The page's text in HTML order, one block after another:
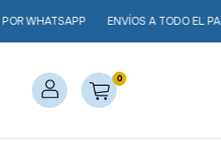
ENVÍOS A TODO EL PAÍS
0